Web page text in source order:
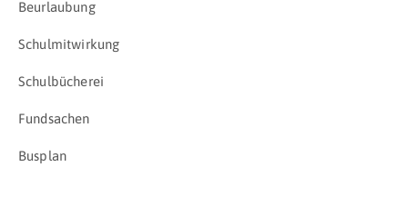
Beurlaubung
Schulmitwirkung
Schulbücherei
Fundsachen
Busplan